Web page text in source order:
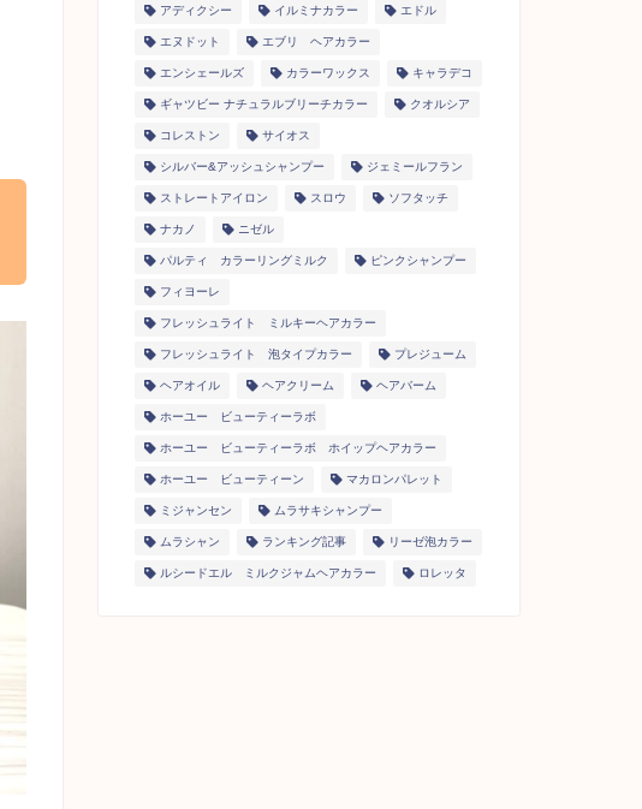
アディクシー イルミナカラー エドル
エヌドット エブリ ヘアカラー
エンシェールズ カラーワックス キャラデコ
ギャツビー ナチュラルブリーチカラー クオルシア
コレストン サイオス
シルバー&アッシュシャンプー ジェミールフラン
ストレートアイロン スロウ ソフタッチ
ナカノ ニゼル
パルティ カラーリングミルク ピンクシャンプー
フィヨーレ
フレッシュライト ミルキーヘアカラー
フレッシュライト 泡タイプカラー プレジューム
ヘアオイル ヘアクリーム ヘアバーム
ホーユー ビューティーラボ
ホーユー ビューティーラボ ホイップヘアカラー
ホーユー ビューティーン マカロンパレット
ミジャンセン ムラサキシャンプー
ムラシャン ランキング記事 リーゼ泡カラー
ルシードエル ミルクジャムヘアカラー ロレッタ